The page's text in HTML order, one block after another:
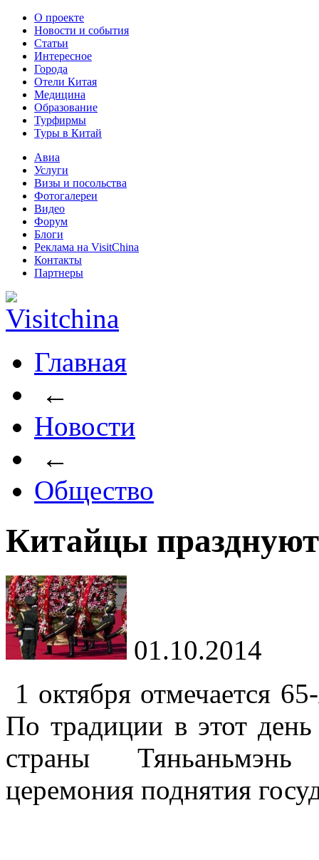
О проекте
Новости и события
Статьи
Интересное
Города
Отели Китая
Медицина
Образование
Турфирмы
Туры в Китай
Авиа
Услуги
Визы и посольства
Фотогалереи
Видео
Форум
Блоги
Реклама на VisitChina
Контакты
Партнеры
Главная
←
Новости
←
Общество
Китайцы
01.10.2014
1 октября отмечается
По традиции в этот
страны Тяньаньмэнь
церемония поднятия